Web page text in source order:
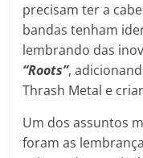
precisam ter a
bandas tenham
lembrando das
“Roots”,
Thrash Metal e
Um dos assuntos
foram as